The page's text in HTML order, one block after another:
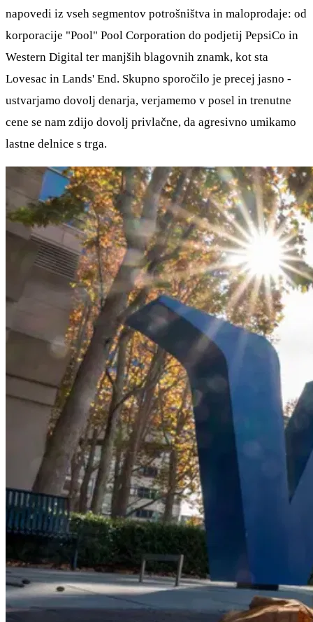
napovedi iz vseh segmentov potrošništva in maloprodaje: od
korporacije "Pool" Pool Corporation do podjetij PepsiCo in
Western Digital ter manjših blagovnih znamk, kot sta
Lovesac in Lands' End. Skupno sporočilo je precej jasno -
ustvarjamo dovolj denarja, verjamemo v posel in trenutne
cene se nam zdijo dovolj privlačne, da agresivno umikamo
lastne delnice s trga.